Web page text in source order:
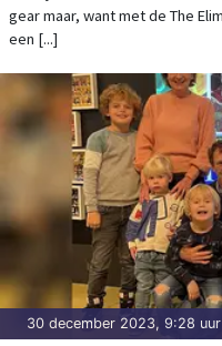
gear maar, want met de The
een [...]
30 december 2023, 9:28 uur